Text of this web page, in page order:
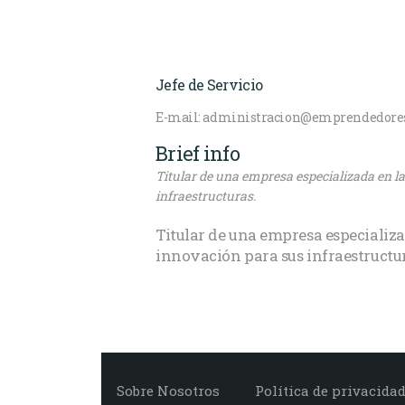
Jefe de Servicio
E-mail:
Brief info
Titular de una empresa especializada en
infraestructuras.
Titular de una empresa
innovación para sus
Sobre Nosotros Política de privacidad